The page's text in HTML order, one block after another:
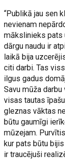
“Publikā jau sen
nevienam
mākslinieks pats
dārgu naudu ir
laikā bija
citi darbi. Tas
ilgus gadus
Savu mūža
visas tautas
gleznas vāktas
būtu gaumīgi
mūzejam.
kur pats būtu
ir traucējuši